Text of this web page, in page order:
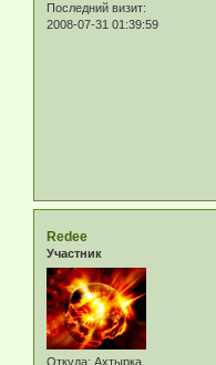
Последний визит:
2008-07-31 01:39:59
Redee
Участник
Откуда: Ахтырка